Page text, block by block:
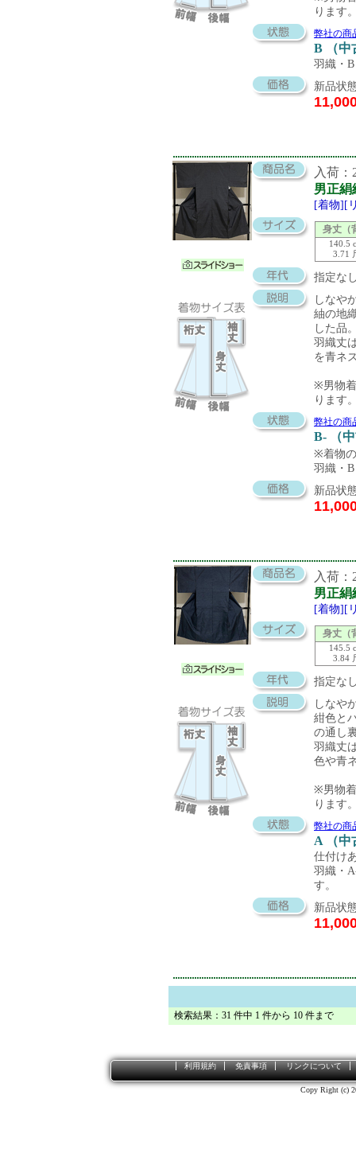
ります
弊社の商
B （中
羽織・B
新品状
入荷：
男正絹
[着物][
身丈（
140.5
3.71
指定な
しなや
紬の地
した品
羽織丈
を青ネ
※男物
ります
弊社の商
B- （
※着物
羽織・B
新品状
入荷：
男正絹
[着物][
身丈（
145.5
3.84
指定な
しなや
紺色と
の通し
羽織丈
色や青
※男物
ります
弊社の商
A （中
仕付け
羽織・
す。
新品状
検索結果：31 件中 1 件から 10 件まで
利用規約 免責事項 リンクについて
Copy Right (c)